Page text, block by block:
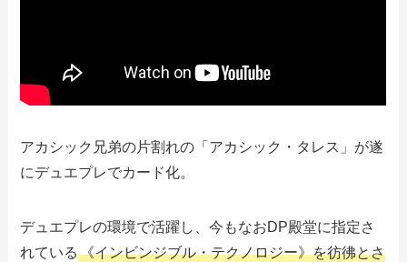
アカシック兄弟の片割れの「アカシック・タレス」が遂
にデュエプレでカード化。
デュエプレの環境で活躍し、今もなおDP殿堂に指定さ
れている《インビンジブル・テクノロジー》を彷彿とさ